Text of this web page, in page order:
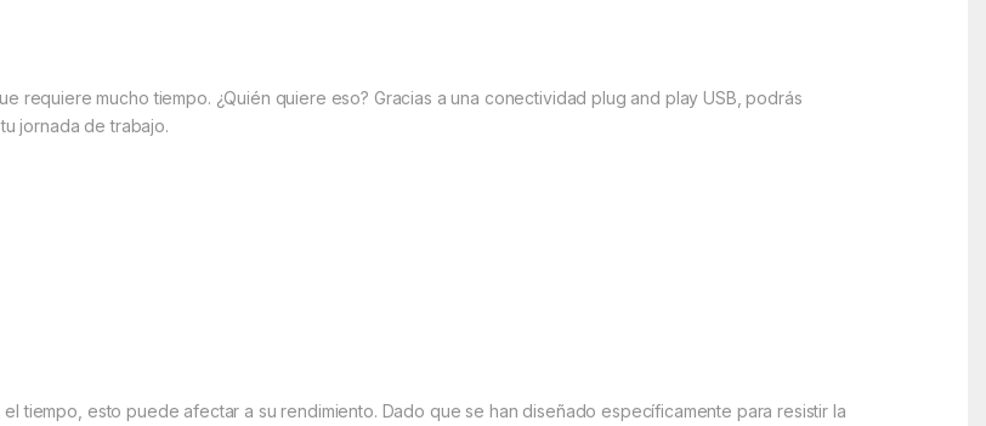
requiere mucho tiempo. ¿Quién quiere eso? Gracias a una conectividad plug and play USB, podrás
jornada de trabajo.
tiempo, esto puede afectar a su rendimiento. Dado que se han diseñado específicamente para resistir la